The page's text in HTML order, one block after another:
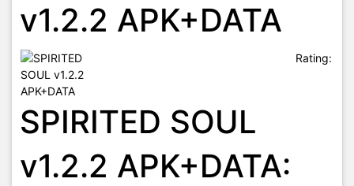
v1.2.2 APK+DATA
Rating:
SPIRITED SOUL
v1.2.2 APK+DATA: